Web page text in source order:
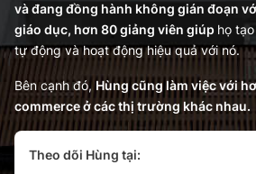
và đang đồng hành không gián đoạn
giáo dục, hơn 80 giảng viên giúp họ
tự động và hoạt động hiệu quả với nó.
Bên cạnh đó, Hùng cũng làm việc với
commerce ở các thị trường khác nhau.
Theo dõi Hùng tại: